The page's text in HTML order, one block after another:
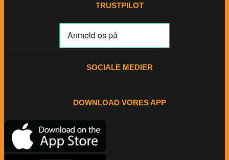
TRUSTPILOT
SOCIALE MEDIER
DOWNLOAD VORES APP